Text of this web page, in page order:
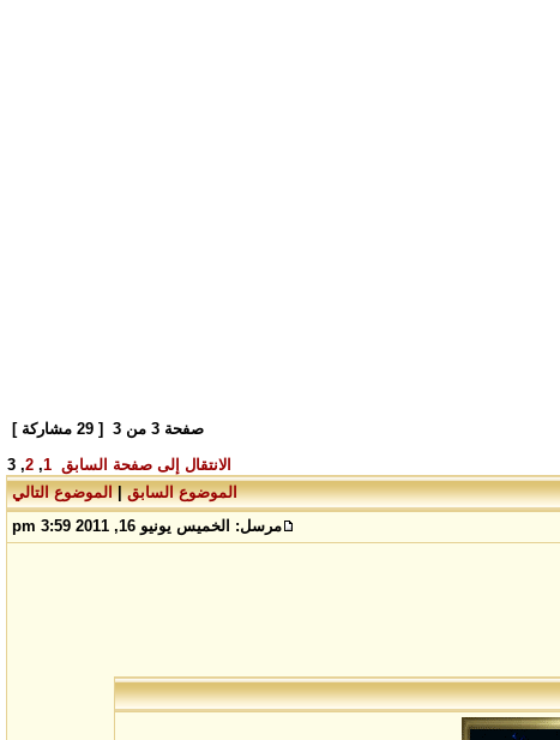
صفحة 3 من 3 [ 29 مشاركة ]
الانتقال إلى صفحة السابق 1
,
2
,
3
الموضوع السابق|الموضوع التالي
مرسل: الخميس يونيو 16, 2011 3:59 pm